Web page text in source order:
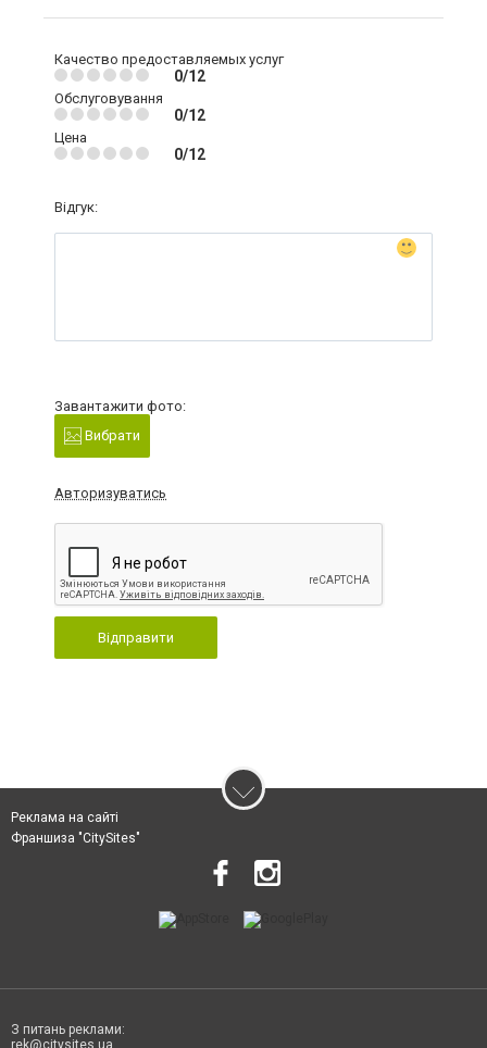
Качество предоставляемых услуг
0/12
Обслуговування
0/12
Цена
0/12
Відгук:
Завантажити фото:
Вибрати
Авторизуватись
Відправити
Реклама на сайті
Франшиза "CitySites"
З питань реклами:
rek@citysites.ua